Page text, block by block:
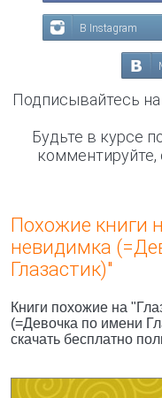
В Instagram
Подписывайтесь
Будьте в курсе
Похожие книги
невидимка
Глазастик)"
Книги похожие на
(=Девочка по имени
скачать бесплатно